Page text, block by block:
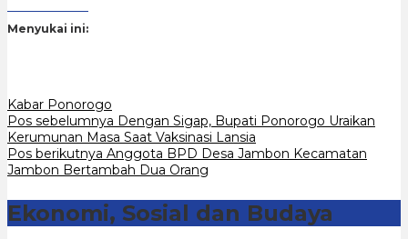
Menyukai ini:
Kabar Ponorogo
Navigasi
pos
Pos sebelumnya Dengan Sigap, Bupati Ponorogo Uraikan
Kerumunan Masa Saat Vaksinasi Lansia
Pos berikutnya Anggota BPD Desa Jambon Kecamatan
Jambon Bertambah Dua Orang
Ekonomi, Sosial dan Budaya